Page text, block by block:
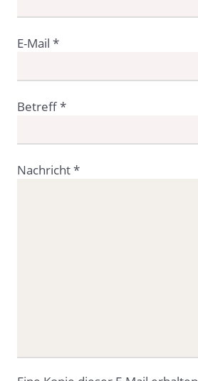
E-Mail *
Betreff*
Nachricht*